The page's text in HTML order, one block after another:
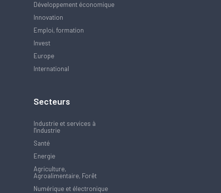
Développement économique
Innovation
Emploi, formation
Invest
Europe
International
Secteurs
Industrie et services à
l'industrie
Santé
Energie
Agriculture,
Agroalimentaire, Forêt
Numérique et électronique